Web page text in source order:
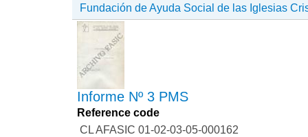
Fundación de Ayuda Social de las Iglesias
Informe Nº 3 PMS
Reference code
CL AFASIC 01-02-03-05-000162